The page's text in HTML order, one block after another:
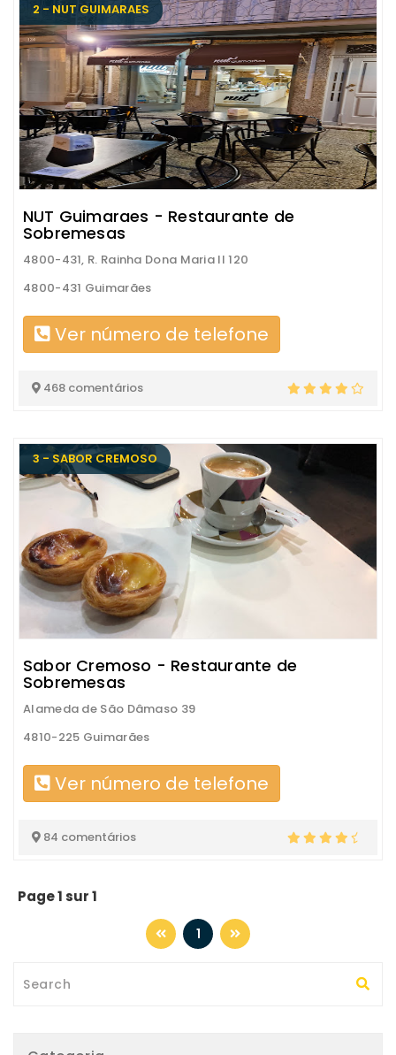
2 - NUT GUIMARAES
NUT Guimaraes - Restaurante de
Sobremesas
4800-431, R. Rainha Dona Maria II 120
4800-431 Guimarães
Ver número de telefone
468 comentários
3 - SABOR CREMOSO
Sabor Cremoso - Restaurante de
Sobremesas
Alameda de São Dâmaso 39
4810-225 Guimarães
Ver número de telefone
84 comentários
Page 1 sur 1
1